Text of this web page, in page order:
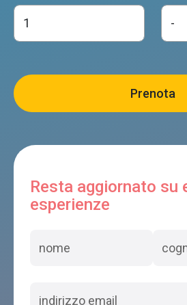
Resta aggiornato su
esperienze